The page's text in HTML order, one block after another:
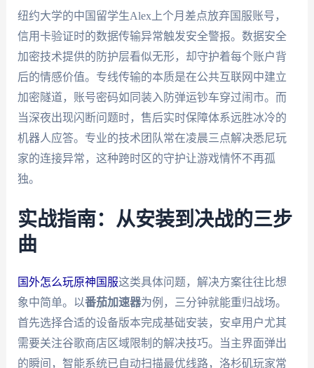
纽约大学的中国留学生Alex上个月差点放弃国服账号，
信用卡验证时的数据传输异常触发安全警报。数据安全
加密技术提供的防护层看似无形，却守护着每个账户背
后的情感价值。专线传输的本质是在公共互联网中建立
加密隧道，账号密码如同装入防弹运钞车穿过闹市。而
当深夜出现闪断问题时，售后实时保障体系远胜冰冷的
机器人应答。专业的技术团队常在凌晨三点解决悉尼玩
家的连接异常，这种跨时区的守护让游戏情怀不再孤
独。
实战指南：从安装到决战的三步
曲
国外怎么玩原神国服这类具体问题，解决方案往往比想
象中简单。以番茄加速器为例，三分钟就能重归战场。
首先选择合适的设备版本完成基础安装，安卓用户尤其
需要关注谷歌商店区域限制的解决技巧。当主界面弹出
的瞬间，智能系统已自动扫描最优线路，洛杉矶玩家常